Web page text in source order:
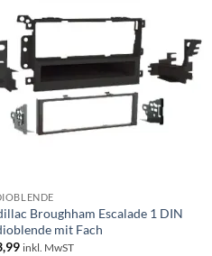
Broughham Escalade 1 DIN
mit Fach
inkl. MwST